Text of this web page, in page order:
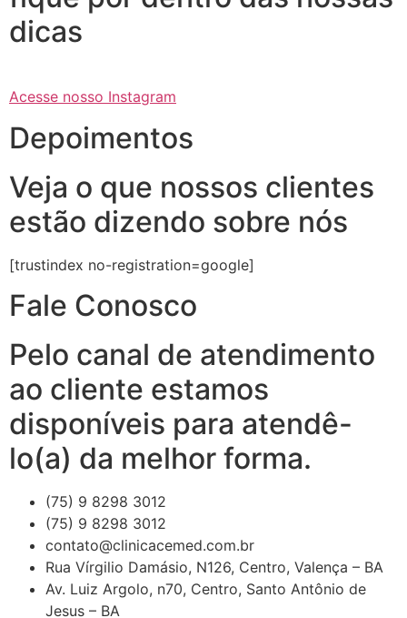
dicas
Acesse nosso Instagram
Depoimentos
Veja o que nossos clientes
estão dizendo sobre nós
[trustindex no-registration=google]
Fale Conosco
Pelo canal de atendimento
ao cliente estamos
disponíveis para atendê-
lo(a) da melhor forma.
(75) 9 8298 3012
(75) 9 8298 3012
contato@clinicacemed.com.br
Rua Vírgilio Damásio, N126, Centro, Valença – BA
Av. Luiz Argolo, n70, Centro, Santo Antônio de
Jesus – BA